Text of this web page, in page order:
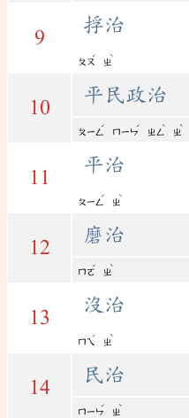
9
捊治
ㄆㄡ
ˊ
ㄓ
ˋ
10
平民政治
ㄆㄧㄥ
ˊ
ㄇㄧㄣ
ˊ
ㄓㄥ
ˋ
ㄓ
ˋ
11
平治
ㄆㄧㄥ
ˊ
ㄓ
ˋ
12
磨治
ㄇㄛ
ˊ
ㄓ
ˋ
13
沒治
ㄇㄟ
ˊ
ㄓ
ˋ
14
民治
ㄇㄧㄣ
ˊ
ㄓ
ˋ